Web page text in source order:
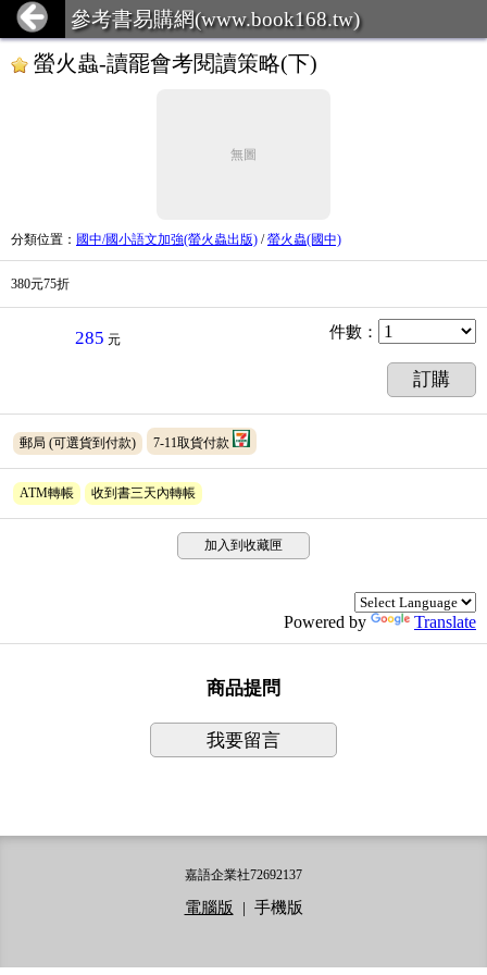
參考書易購網(www.book168.tw)
螢火蟲-讀罷會考閱讀策略(下)
無圖
分類位置 ： 國中/國小語文加強(螢火蟲出版) /螢火蟲(國中)
380元75折
285 元 件數 ：
訂購
郵局 (可選貨到付款) 7-11取貨付款
ATM轉帳 收到書三天內轉帳
加入到收藏匣
Powered by Translate
商品提問
我要留言
嘉語企業社72692137
電腦版 | 手機版